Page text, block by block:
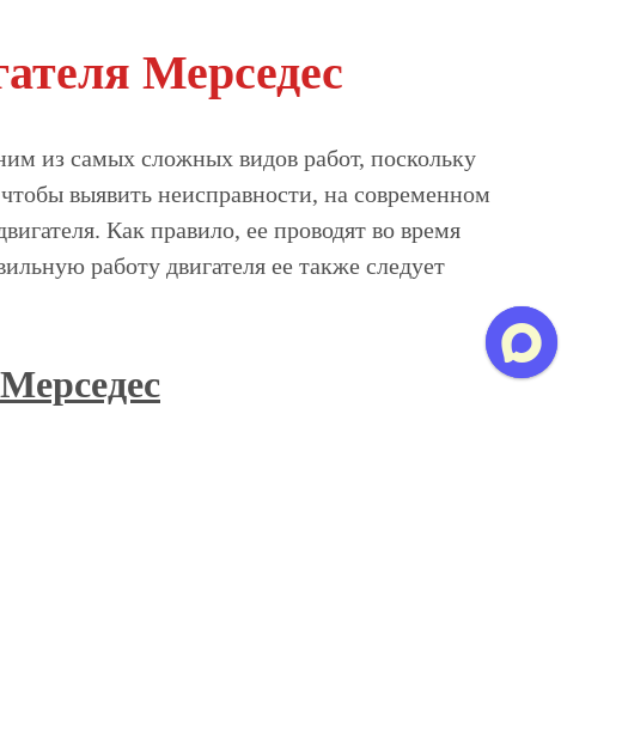
Мерседес
из самых сложных видов работ, поскольку
выявить неисправности, на современном
Как правило, ее проводят во время
работу двигателя ее также следует